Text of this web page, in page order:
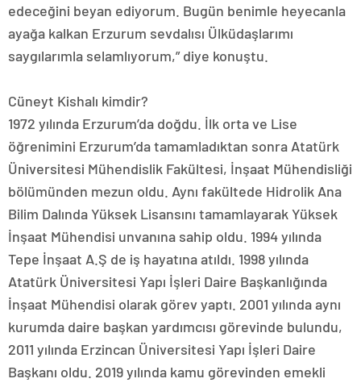
edeceğini beyan ediyorum. Bugün benimle heyecanla
ayağa kalkan Erzurum sevdalısı Ülküdaşlarımı
saygılarımla selamlıyorum,” diye konuştu.
Cüneyt Kishalı kimdir?
1972 yılında Erzurum’da doğdu. İlk orta ve Lise
öğrenimini Erzurum’da tamamladıktan sonra Atatürk
Üniversitesi Mühendislik Fakültesi, İnşaat Mühendisliği
bölümünden mezun oldu. Aynı fakültede Hidrolik Ana
Bilim Dalında Yüksek Lisansını tamamlayarak Yüksek
İnşaat Mühendisi unvanına sahip oldu. 1994 yılında
Tepe İnşaat A.Ş de iş hayatına atıldı. 1998 yılında
Atatürk Üniversitesi Yapı İşleri Daire Başkanlığında
İnşaat Mühendisi olarak görev yaptı. 2001 yılında aynı
kurumda daire başkan yardımcısı görevinde bulundu,
2011 yılında Erzincan Üniversitesi Yapı İşleri Daire
Başkanı oldu. 2019 yılında kamu görevinden emekli